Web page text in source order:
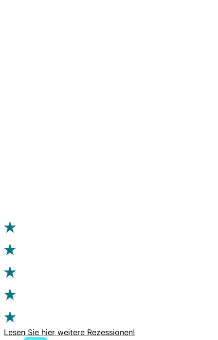
Lesen Sie hier weitere Rezessionen!